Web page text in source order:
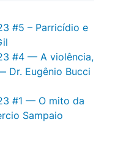
#5 – Parricídio e
#4 — A violência,
Dr. Eugênio Bucci
#1 — O mito da
Sampaio